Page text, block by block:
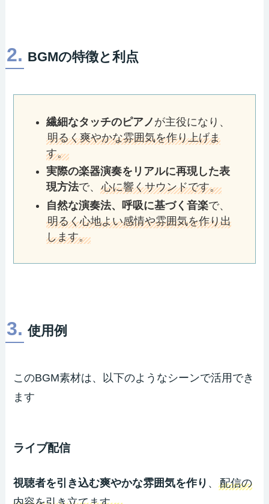
2. BGMの特徴と利点
繊細なタッチのピアノ が主役になり、
明るく爽やかな雰囲気を作り上げま
す。
実際の楽器演奏をリアルに再現した表
現方法で、心に響くサウンドです。
自然な演奏法、呼吸に基づく音楽で、
明るく心地よい感情や雰囲気を作り出
します。
3. 使用例
このBGM素材は、以下のようなシーンで活用でき
ます
ライブ配信
視聴者を引き込む爽やかな雰囲気を作り 、配信の